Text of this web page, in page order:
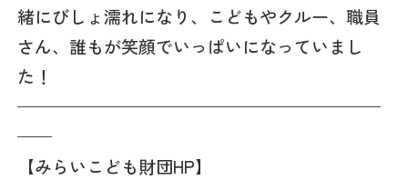
緒にびしょ濡れになり、こどもやクルー、職員
さん、誰もが笑顔でいっぱいになっていまし
た！
—————————————————————
——
【みらいこども財団HP】